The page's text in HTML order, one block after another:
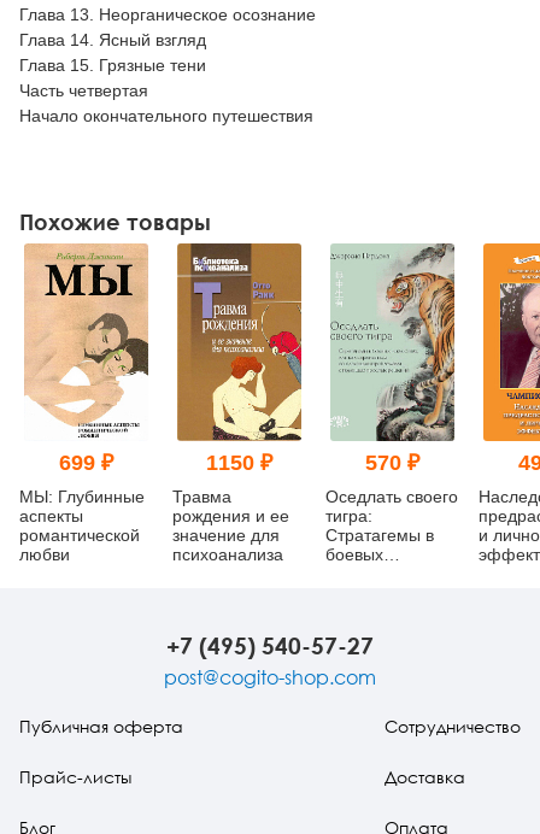
Глава 13. Неорганическое осознание
Глава 14. Ясный взгляд
Глава 15. Грязные тени
Часть четвертая
Начало окончательного путешествия
Похожие товары
699 ₽
МЫ: Глубинные
аспекты
романтической
любви
1150 ₽
Травма
рождения и ее
значение для
психоанализа
570 ₽
Оседлать своего
тигра:
Cтратагемы в
боевых
помощью
простых
решений
и
+7 (495) 540-57-27
post@cogito-shop.com
Публичная оферта
Прайс-листы
Блог
Сотрудничество
Доставка
Оплата